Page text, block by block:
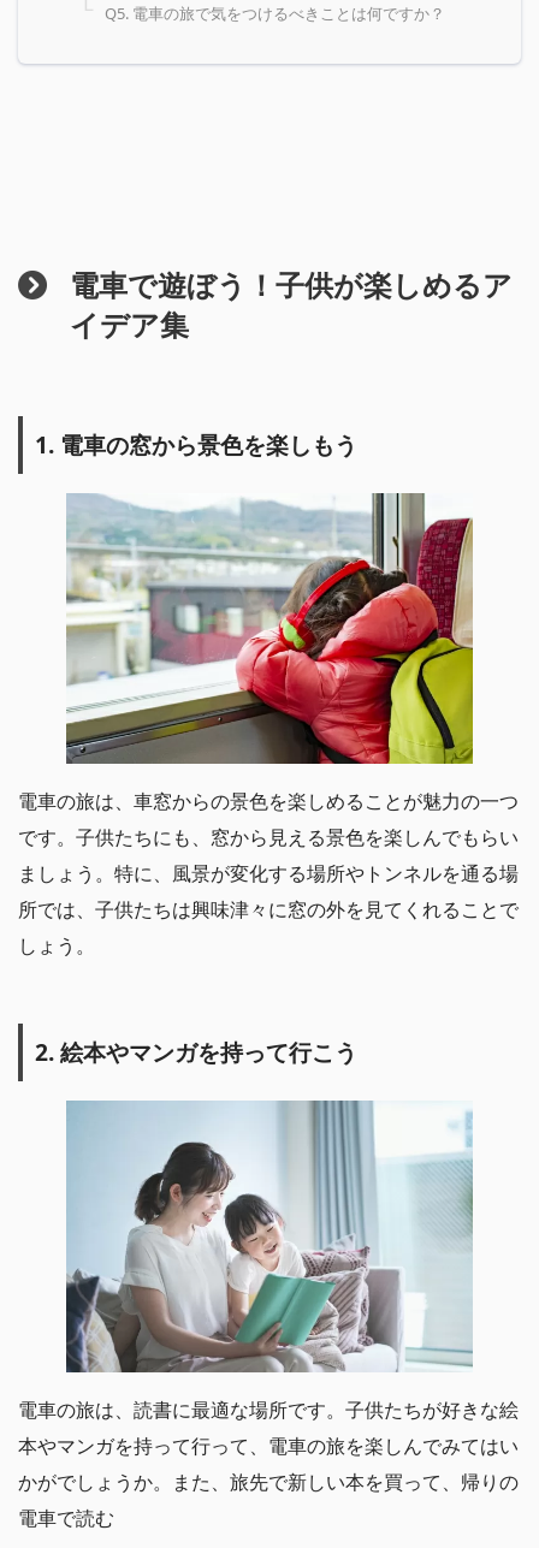
Q5. 電車の旅で気をつけるべきことは何ですか？
電車で遊ぼう！子供が楽しめるア
イデア集
1. 電車の窓から景色を楽しもう
電車の旅は、車窓からの景色を楽しめることが魅力の一つ
です。子供たちにも、窓から見える景色を楽しんでもらい
ましょう。特に、風景が変化する場所やトンネルを通る場
所では、子供たちは興味津々に窓の外を見てくれることで
しょう。
2. 絵本やマンガを持って行こう
電車の旅は、読書に最適な場所です。子供たちが好きな絵
本やマンガを持って行って、電車の旅を楽しんでみてはい
かがでしょうか。また、旅先で新しい本を買って、帰りの
電車で読む